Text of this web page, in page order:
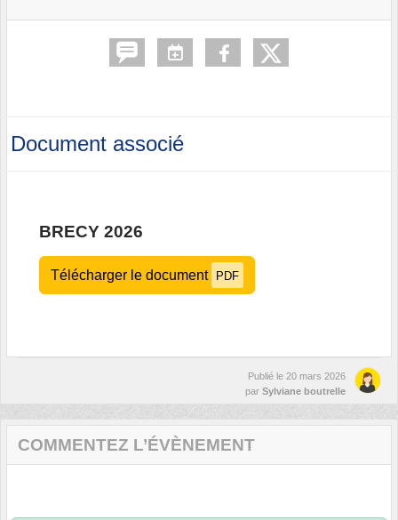
Document associé
BRECY 2026
Télécharger le document PDF
Publié le 20 mars 2026
par Sylviane boutrelle
COMMENTEZ L’ÉVÈNEMENT